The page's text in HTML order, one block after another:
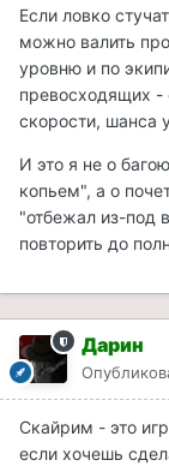
Если ловко
можно валить
уровню и по
превосходящих -
скорости, шанса
И это я не о
копьем", а о
"отбежал из-под
повторить до
Дарин
Скайрим - это
если хочешь